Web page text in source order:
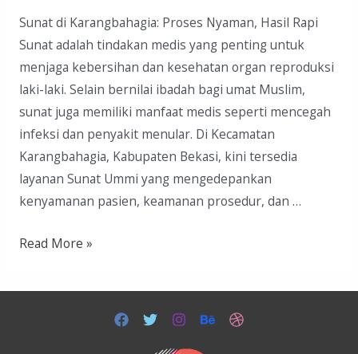
Sunat di Karangbahagia: Proses Nyaman, Hasil Rapi
Sunat adalah tindakan medis yang penting untuk
menjaga kebersihan dan kesehatan organ reproduksi
laki-laki. Selain bernilai ibadah bagi umat Muslim,
sunat juga memiliki manfaat medis seperti mencegah
infeksi dan penyakit menular. Di Kecamatan
Karangbahagia, Kabupaten Bekasi, kini tersedia
layanan Sunat Ummi yang mengedepankan
kenyamanan pasien, keamanan prosedur, dan …
Read More »